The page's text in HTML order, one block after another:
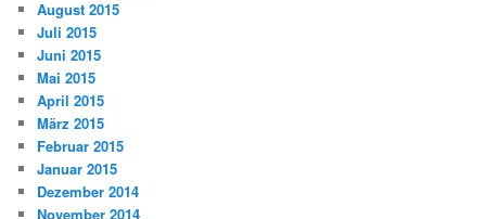
August 2015
Juli 2015
Juni 2015
Mai 2015
April 2015
März 2015
Februar 2015
Januar 2015
Dezember 2014
November 2014